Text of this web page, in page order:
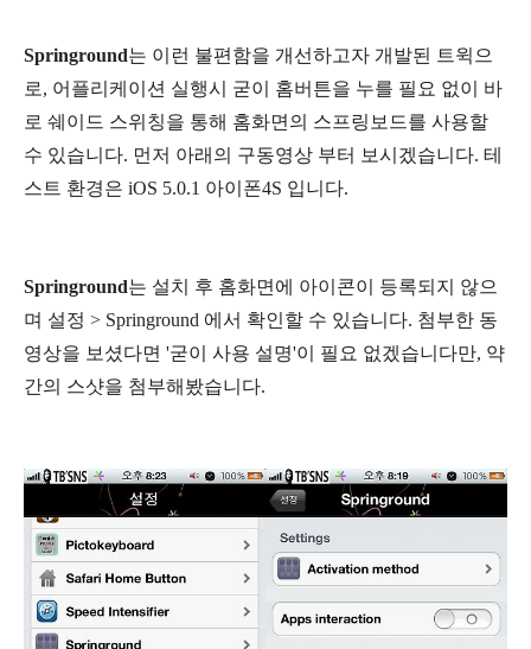
Springround는 이런 불편함을 개선하고자 개발된 트윅으
로, 어플리케이션 실행시 굳이 홈버튼을 누를 필요 없이 바
로 쉐이드 스위칭을 통해 홈화면의 스프링보드를 사용할
수 있습니다. 먼저 아래의 구동영상 부터 보시겠습니다. 테
스트 환경은 iOS 5.0.1 아이폰4S 입니다.
Springround는 설치 후 홈화면에 아이콘이 등록되지 않으
며 설정 > Springround 에서 확인할 수 있습니다. 첨부한 동
영상을 보셨다면 '굳이 사용 설명'이 필요 없겠습니다만, 약
간의 스샷을 첨부해봤습니다.